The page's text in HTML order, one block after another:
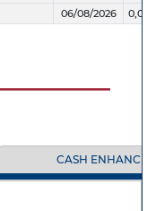
06/08/2026
CASH ENHANCED